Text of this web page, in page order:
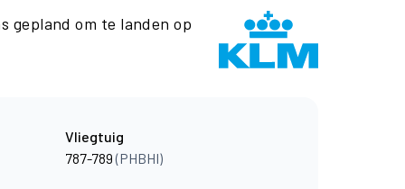
gepland om te landen op
Vliegtuig
787-789(PHBHI)